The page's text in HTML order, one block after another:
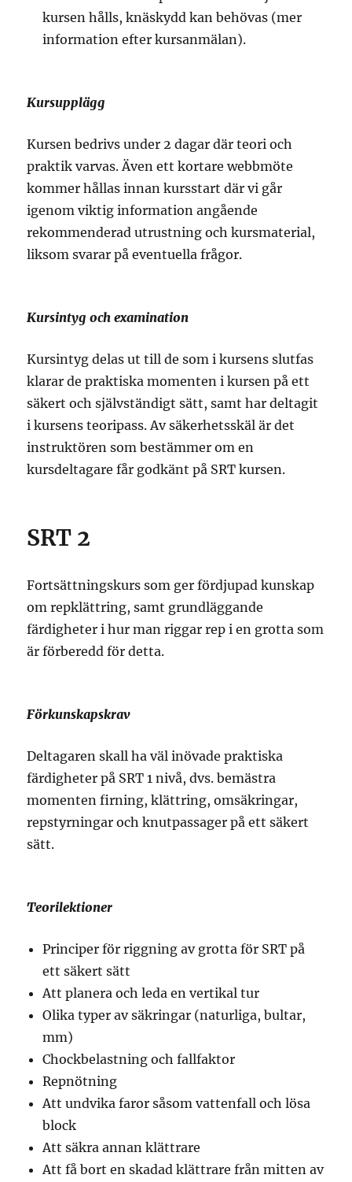
kursen hålls, knäskydd kan behövas (mer
information efter kursanmälan).
Kursupplägg
Kursen bedrivs under 2 dagar där teori och
praktik varvas. Även ett kortare webbmöte
kommer hållas innan kursstart där vi går
igenom viktig information angående
rekommenderad utrustning och kursmaterial,
liksom svarar på eventuella frågor.
Kursintyg och examination
Kursintyg delas ut till de som i kursens slutfas
klarar de praktiska momenten i kursen på ett
säkert och självständigt sätt, samt har deltagit
i kursens teoripass. Av säkerhetsskäl är det
instruktören som bestämmer om en
kursdeltagare får godkänt på SRT kursen.
SRT 2
Fortsättningskurs som ger fördjupad kunskap
om repklättring, samt grundläggande
färdigheter i hur man riggar rep i en grotta som
är förberedd för detta.
Förkunskapskrav
Deltagaren skall ha väl inövade praktiska
färdigheter på SRT 1 nivå, dvs. bemästra
momenten firning, klättring, omsäkringar,
repstyrningar och knutpassager på ett säkert
sätt.
Teorilektioner
Principer för riggning av grotta för SRT på
ett säkert sätt
Att planera och leda en vertikal tur
Olika typer av säkringar (naturliga, bultar,
mm)
Chockbelastning och fallfaktor
Repnötning
Att undvika faror såsom vattenfall och lösa
block
Att säkra annan klättrare
Att få bort en skadad klättrare från mitten av